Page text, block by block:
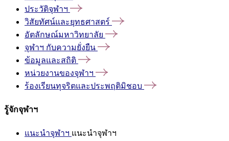
ประวัติจุฬาฯ
วิสัยทัศน์และยุทธศาสตร์
อัตลักษณ์มหาวิทยาลัย
จุฬาฯ กับความยั่งยืน
ข้อมูลและสถิติ
หน่วยงานของจุฬาฯ
ร้องเรียนทุจริตและประพฤติมิชอบ
รู้จักจุฬาฯ
แนะนำจุฬาฯ แนะนำจุฬาฯ